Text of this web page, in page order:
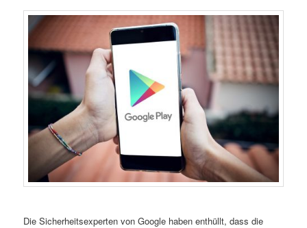
Die Sicherheitsexperten von Google haben enthüllt, dass die